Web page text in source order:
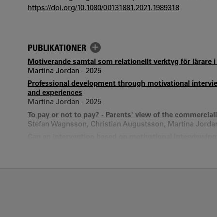
https://doi.org/10.1080/00131881.2021.1989318
PUBLIKATIONER
Motiverande samtal som relationellt verktyg för lärare i
Martina Jordan - 2025
Professional development through motivational
and experiences
Martina Jordan - 2025
To pay or not to pay? - Parents' view of the
Stefan Wagnsson, Christian Augustsson, Martina
Martina Jordan, Stefan Wagnsson, Henrik Gustafsson -